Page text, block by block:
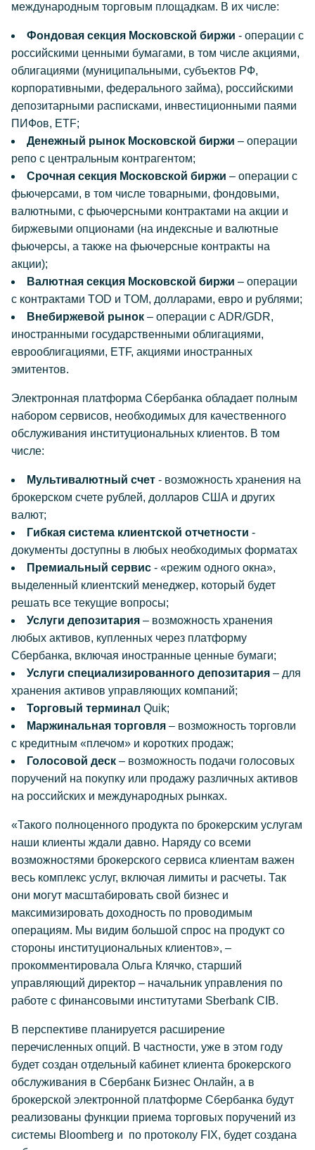
международным торговым площадкам. В их числе:
Фондовая секция Московской биржи - операции с
российскими ценными бумагами, в том числе акциями,
облигациями (муниципальными, субъектов РФ,
корпоративными, федерального займа), российскими
депозитарными расписками, инвестиционными паями
ПИФов, ETF;
Денежный рынок Московской биржи – операции
репо с центральным контрагентом;
Срочная секция Московской биржи – операции с
фьючерсами, в том числе товарными, фондовыми,
валютными, с фьючерсными контрактами на акции и
биржевыми опционами (на индексные и валютные
фьючерсы, а также на фьючерсные контракты на
акции);
Валютная секция Московской биржи – операции
с контрактами TOD и TOM, долларами, евро и рублями;
Внебиржевой рынок – операции с ADR/GDR,
иностранными государственными облигациями,
еврооблигациями, ETF, акциями иностранных
эмитентов.
Электронная платформа Cбербанка обладает полным
набором сервисов, необходимых для качественного
обслуживания институциональных клиентов. В том
числе:
Мультивалютный счет - возможность хранения на
брокерском счете рублей, долларов США и других
валют;
Гибкая система клиентской отчетности -
документы доступны в любых необходимых форматах
Премиальный сервис - «режим одного окна»,
выделенный клиентский менеджер, который будет
решать все текущие вопросы;
Услуги депозитария – возможность хранения
любых активов, купленных через платформу
Сбербанка, включая иностранные ценные бумаги;
Услуги специализированного депозитария – для
хранения активов управляющих компаний;
Торговый терминал Quik;
Маржинальная торговля – возможность торговли
с кредитным «плечом» и коротких продаж;
Голосовой деск – возможность подачи голосовых
поручений на покупку или продажу различных активов
на российских и международных рынках.
«Такого полноценного продукта по брокерским услугам
наши клиенты ждали давно. Наряду со всеми
возможностями брокерского сервиса клиентам важен
весь комплекс услуг, включая лимиты и расчеты. Так
они могут масштабировать свой бизнес и
максимизировать доходность по проводимым
операциям. Мы видим большой спрос на продукт со
стороны институциональных клиентов», –
прокомментировала Ольга Клячко, старший
управляющий директор – начальник управления по
работе с финансовыми институтами Sberbank CIB.
В перспективе планируется расширение
перечисленных опций. В частности, уже в этом году
будет создан отдельный кабинет клиента брокерского
обслуживания в Сбербанк Бизнес Онлайн, а в
брокерской электронной платформе Сбербанка будут
реализованы функции приема торговых поручений из
системы Bloomberg и по протоколу FIX, будет создана